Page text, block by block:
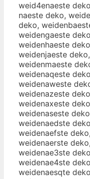
weid4enaeste
naeste deko,
deko,
weidengaeste
weidenhaeste
weidenjaeste
weidenmaeste
weidenaqeste
weidenaweste
weidenazeste
weidenaxeste
weidenaseste
weidenaedste
weidenaefste
weidenaerste
weidenae3ste
weidenae4ste
weidenaesqte